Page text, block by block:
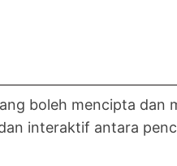
boleh mencipta dan
interaktif antara